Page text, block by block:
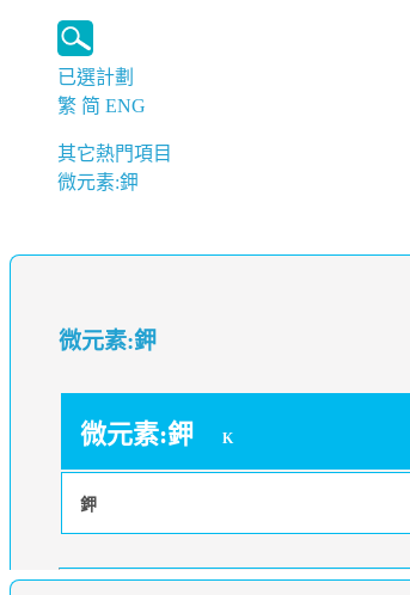
已選計劃
繁 简 ENG
其它熱門項目
微元素:鉀
微元素:鉀
微元素:鉀 K
鉀